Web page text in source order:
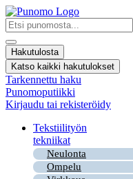
Mene
sisältöön
Search
...
Hakutulosta
Katso kaikki hakutulokset
Tarkennettu haku
Punomoputiikki
Kirjaudu tai rekisteröidy
Tekstiilityön
tekniikat
Neulonta
Ompelu